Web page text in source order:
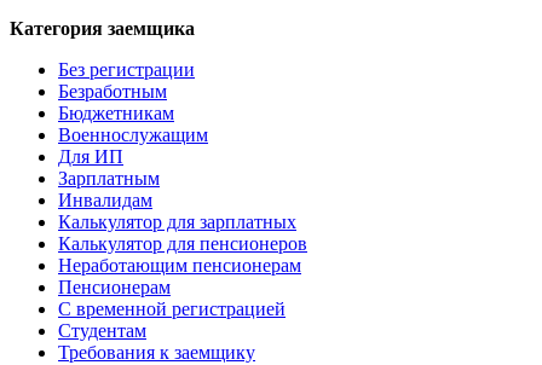
Категория заемщика
Без регистрации
Безработным
Бюджетникам
Военнослужащим
Для ИП
Зарплатным
Инвалидам
Калькулятор для зарплатных
Калькулятор для пенсионеров
Неработающим пенсионерам
Пенсионерам
С временной регистрацией
Студентам
Требования к заемщику